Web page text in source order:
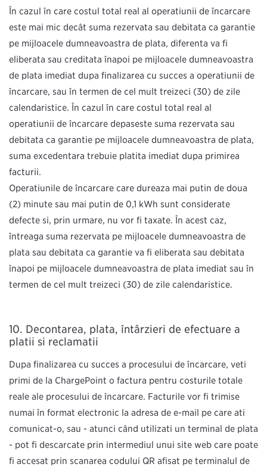
În cazul în care costul total real al operațiunii de încărcare
este mai mic decât suma rezervată sau debitată ca garanție
pe mijloacele dumneavoastră de plată, diferența va fi
eliberată sau creditată înapoi pe mijloacele dumneavoastră
de plată imediat după finalizarea cu succes a operațiunii de
încărcare, sau în termen de cel mult treizeci (30) de zile
calendaristice. În cazul în care costul total real al
operațiunii de încărcare depășește suma rezervată sau
debitată ca garanție pe mijloacele dumneavoastră de plată,
suma excedentară trebuie plătită imediat după primirea
facturii.
Operațiunile de încărcare care durează mai puțin de două
(2) minute sau mai puțin de 0,1 kWh sunt considerate
defecte și, prin urmare, nu vor fi taxate. În acest caz,
întreaga sumă rezervată pe mijloacele dumneavoastră de
plată sau debitată ca garanție va fi eliberată sau debitată
înapoi pe mijloacele dumneavoastră de plată imediat sau în
termen de cel mult treizeci (30) de zile calendaristice.
Decontarea, plata, întârzieri de efectuare a
plăţii şi reclamații
După finalizarea cu succes a procesului de încărcare, veți
primi de la ChargePoint o factură pentru costurile totale
reale ale procesului de încărcare. Facturile vor fi trimise
numai în format electronic la adresa de e-mail pe care ați
comunicat-o, sau - atunci când utilizați un terminal de plată
- pot fi descărcate prin intermediul unui site web care poate
fi accesat prin scanarea codului QR afișat pe terminalul de